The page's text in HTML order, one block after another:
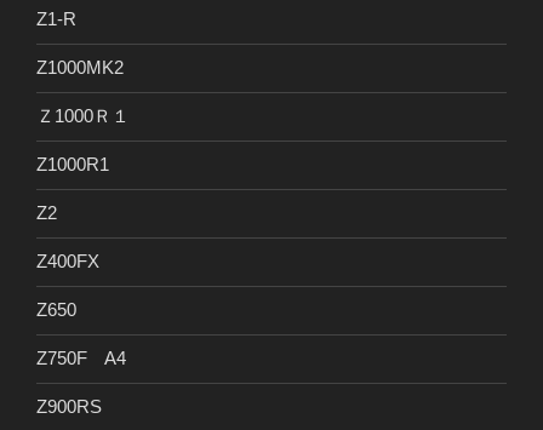
Z1-R
Z1000MK2
Ｚ1000Ｒ１
Z1000R1
Z2
Z400FX
Z650
Z750F A4
Z900RS